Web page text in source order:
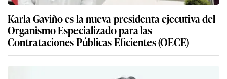
Karla Gaviño es la nueva presidenta ejecutiva del
Organismo Especializado para las
Contrataciones Públicas Eficientes (OECE)